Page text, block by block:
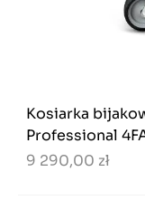
Kosiarka
Professional
9 290,00 zł